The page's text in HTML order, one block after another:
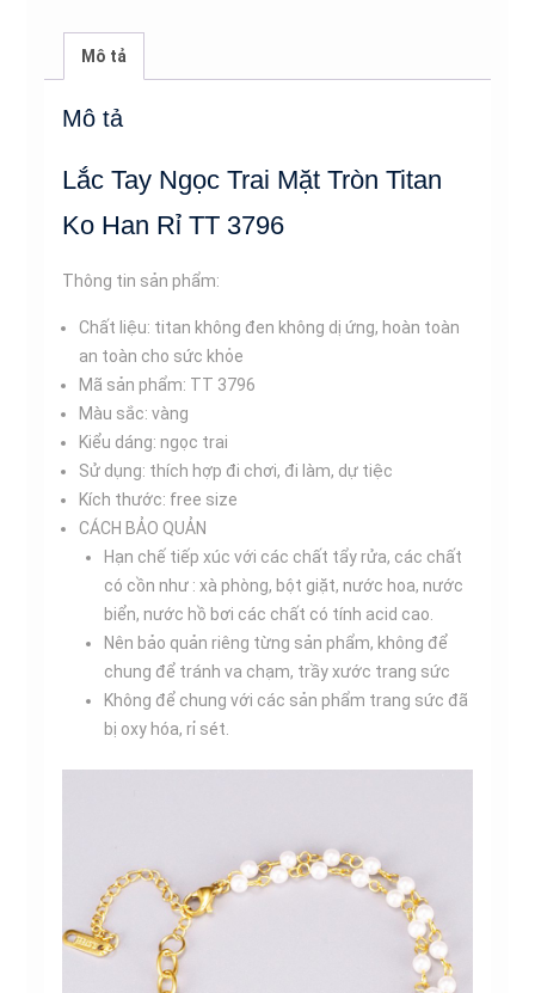
Han
TT
3796
lượng
Mô tả
Mô tả
Lắc Tay Ngọc Trai Mặt Tròn Titan
Ko Han Rỉ TT 3796
Thông tin sản phẩm:
Chất liệu: titan không đen không dị ứng, hoàn toàn
an toàn cho sức khỏe
Mã sản phẩm: TT 3796
Màu sắc: vàng
Kiểu dáng: ngọc trai
Sử dụng: thích hợp đi chơi, đi làm, dự tiệc
Kích thước: free size
CÁCH BẢO QUẢN
Hạn chế tiếp xúc với các chất tẩy rửa, các chất
có cồn như : xà phòng, bột giặt, nước hoa, nước
biển, nước hồ bơi các chất có tính acid cao.
Nên bảo quản riêng từng sản phẩm, không để
chung để tránh va chạm, trầy xước trang sức
Không để chung với các sản phẩm trang sức đã
bị oxy hóa, rỉ sét.